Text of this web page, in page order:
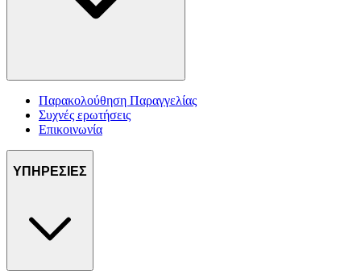
Παρακολούθηση Παραγγελίας
Συχνές ερωτήσεις
Επικοινωνία
ΥΠΗΡΕΣΙΕΣ